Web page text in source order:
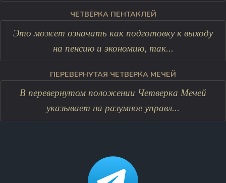
ЧЕТВЁРКА ПЕНТАКЛЕЙ
Это может означать как подготовку к выходу
на пенсию и экономию, так...
ПЕРЕВЁРНУТАЯ ЧЕТВЁРКА МЕЧЕЙ
В перевернутом положении Четверка Мечей
указывает на разумное управл...